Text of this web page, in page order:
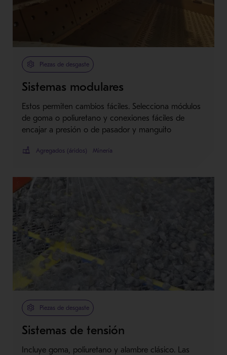
Piezas de desgaste
Sistemas modulares
Estos permiten cambios fáciles. Selecciona módulos
de goma o poliuretano y conexiones fáciles de
encajar a presión o de pasador y manguito
Agregados (áridos) Minería
Piezas de desgaste
Sistemas de tensión
Incluye goma, poliuretano y alambre clásico. Las